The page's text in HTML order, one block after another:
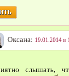
Оксана: 19.01.2014 в
слышать,